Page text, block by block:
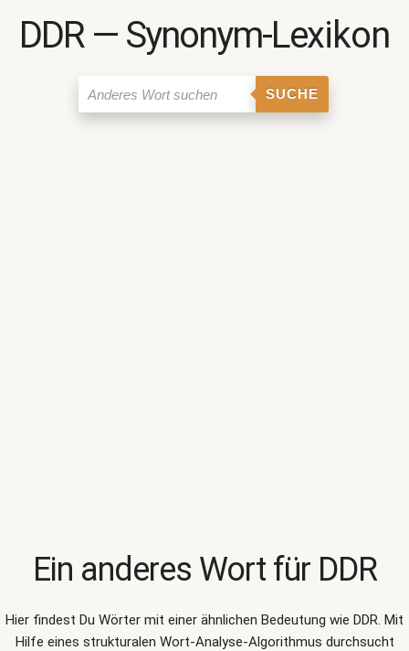
DDR ― Synonym-Lexikon
SUCHE
Ein anderes Wort für DDR
Hier findest Du Wörter mit einer ähnlichen Bedeutung wie DDR. Mit
Hilfe eines strukturalen Wort-Analyse-Algorithmus durchsucht